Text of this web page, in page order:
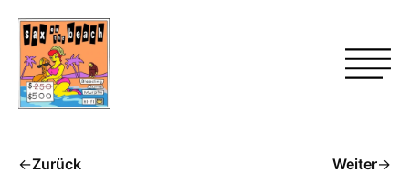
←Zurück Weiter→